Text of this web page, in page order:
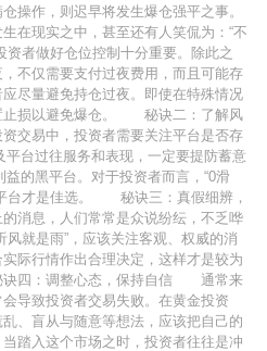
操作，则迟早将发生爆仓强平之事。
在现实之中，甚至还有人笑侃为：“不
资者做好仓位控制十分重要。除此之
不仅需要支付过夜费用，而且可能存
尽量避免持仓过夜。即使在特殊情况
止损以避免爆仓。 秘诀二：了解风
易中，投资者需要关注平台是否存
平台过往服务和表现，一定要提防蓄意
益的黑平台。对于投资者而言，“0滑
台才是佳选。 秘诀三：真假细辨，
息，人们常常是众说纷纭，不乏哗
就是雨”，应该关注客观、权威的消
际行情作出合理决定，这样才是较为
四：调整心态，保持自信 通常来
导致投资者交易失败。在黄金投资
、盲从与随意等想法，应该把自己的
踏入这个市场之时，投资者往往是冲